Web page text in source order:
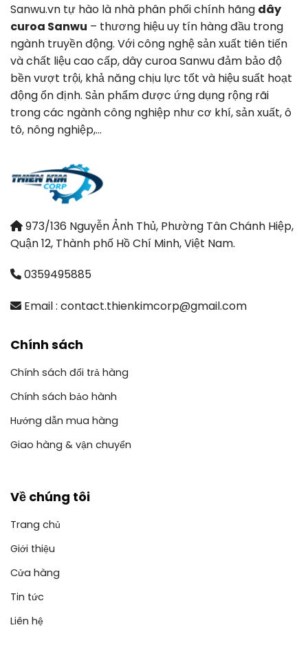
Sanwu.vn tự hào là nhà phân phối chính hãng dây
curoa Sanwu – thương hiệu uy tín hàng đầu trong
ngành truyền động. Với công nghệ sản xuất tiên tiến
và chất liệu cao cấp, dây curoa Sanwu đảm bảo độ
bền vượt trội, khả năng chịu lực tốt và hiệu suất hoạt
động ổn định. Sản phẩm được ứng dụng rộng rãi
trong các ngành công nghiệp như cơ khí, sản xuất, ô
tô, nông nghiệp,…
973/136 Nguyễn Ảnh Thủ, Phường Tân Chánh Hiệp,
Quận 12, Thành phố Hồ Chí Minh, Việt Nam.
0359495885
Email : contact.thienkimcorp@gmail.com
Chính sách
Chính sách đổi trả hàng
Chính sách bảo hành
Hướng dẫn mua hàng
Giao hàng & vận chuyển
Về chúng tôi
Trang chủ
Giới thiệu
Cửa hàng
Tin tức
Liên hệ